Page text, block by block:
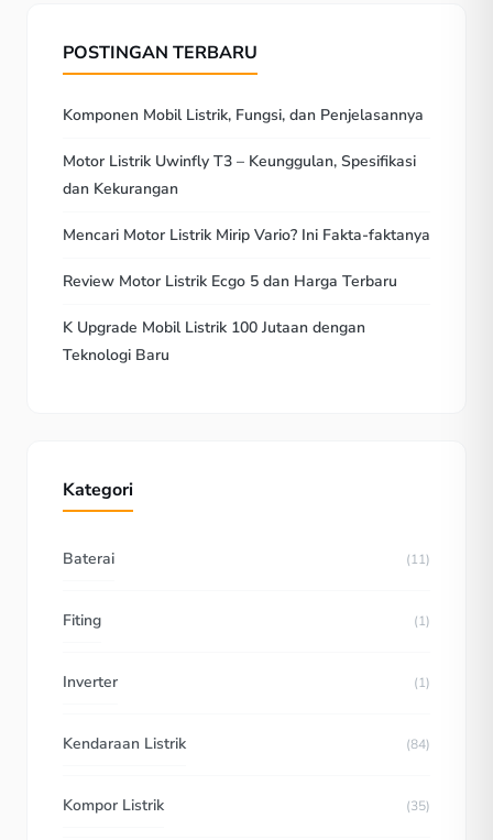
POSTINGAN TERBARU
Komponen Mobil Listrik, Fungsi, dan Penjelasannya
Motor Listrik Uwinfly T3 – Keunggulan, Spesifikasi
dan Kekurangan
Mencari Motor Listrik Mirip Vario? Ini Fakta-faktanya
Review Motor Listrik Ecgo 5 dan Harga Terbaru
K Upgrade Mobil Listrik 100 Jutaan dengan
Teknologi Baru
Kategori
Baterai (11)
Fiting (1)
Inverter (1)
Kendaraan Listrik (84)
Kompor Listrik (35)